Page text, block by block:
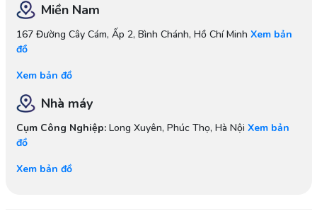
Miền Nam
167 Đường Cây Cám, Ấp 2, Bình Chánh, Hồ Chí Minh Xem bản
đồ
Xem bản đồ
Nhà máy
Cụm Công Nghiệp:Long Xuyên, Phúc Thọ, Hà Nội Xem bản
đồ
Xem bản đồ